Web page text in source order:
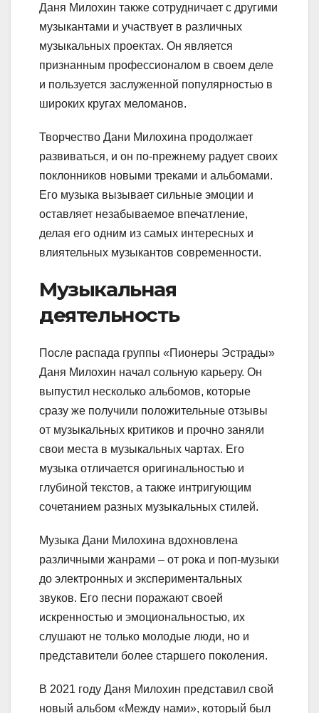
Даня Милохин также сотрудничает с другими
музыкантами и участвует в различных
музыкальных проектах. Он является
признанным профессионалом в своем деле
и пользуется заслуженной популярностью в
широких кругах меломанов.
Творчество Дани Милохина продолжает
развиваться, и он по-прежнему радует своих
поклонников новыми треками и альбомами.
Его музыка вызывает сильные эмоции и
оставляет незабываемое впечатление,
делая его одним из самых интересных и
влиятельных музыкантов современности.
Музыкальная
деятельность
После распада группы «Пионеры Эстрады»
Даня Милохин начал сольную карьеру. Он
выпустил несколько альбомов, которые
сразу же получили положительные отзывы
от музыкальных критиков и прочно заняли
свои места в музыкальных чартах. Его
музыка отличается оригинальностью и
глубиной текстов, а также интригующим
сочетанием разных музыкальных стилей.
Музыка Дани Милохина вдохновлена
различными жанрами – от рока и поп-музыки
до электронных и экспериментальных
звуков. Его песни поражают своей
искренностью и эмоциональностью, их
слушают не только молодые люди, но и
представители более старшего поколения.
В 2021 году Даня Милохин представил свой
новый альбом «Между нами», который был